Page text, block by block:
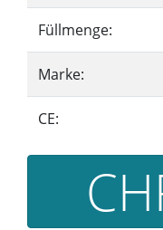
Füllmenge:
Marke:
CE: